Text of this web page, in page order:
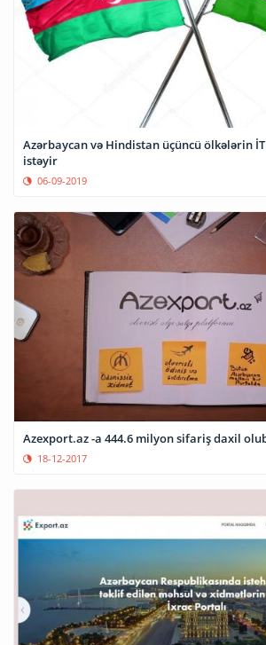
Azərbaycan və Hindistan üçüncü ölkələrin İT
istəyir
06-09-2019
Azexport.az -a 444.6 milyon sifariş daxil
18-12-2017